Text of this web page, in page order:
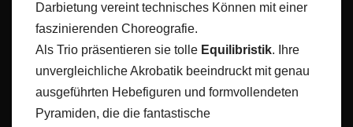
Darbietung vereint technisches Können mit einer
faszinierenden Choreografie.
Als Trio präsentieren sie tolle Equilibristik. Ihre
unvergleichliche Akrobatik beeindruckt mit genau
ausgeführten Hebefiguren und formvollendeten
Pyramiden, die die fantastische